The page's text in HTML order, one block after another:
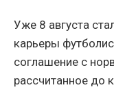
Уже 8 августа
карьеры
соглашение с
рассчитанное до